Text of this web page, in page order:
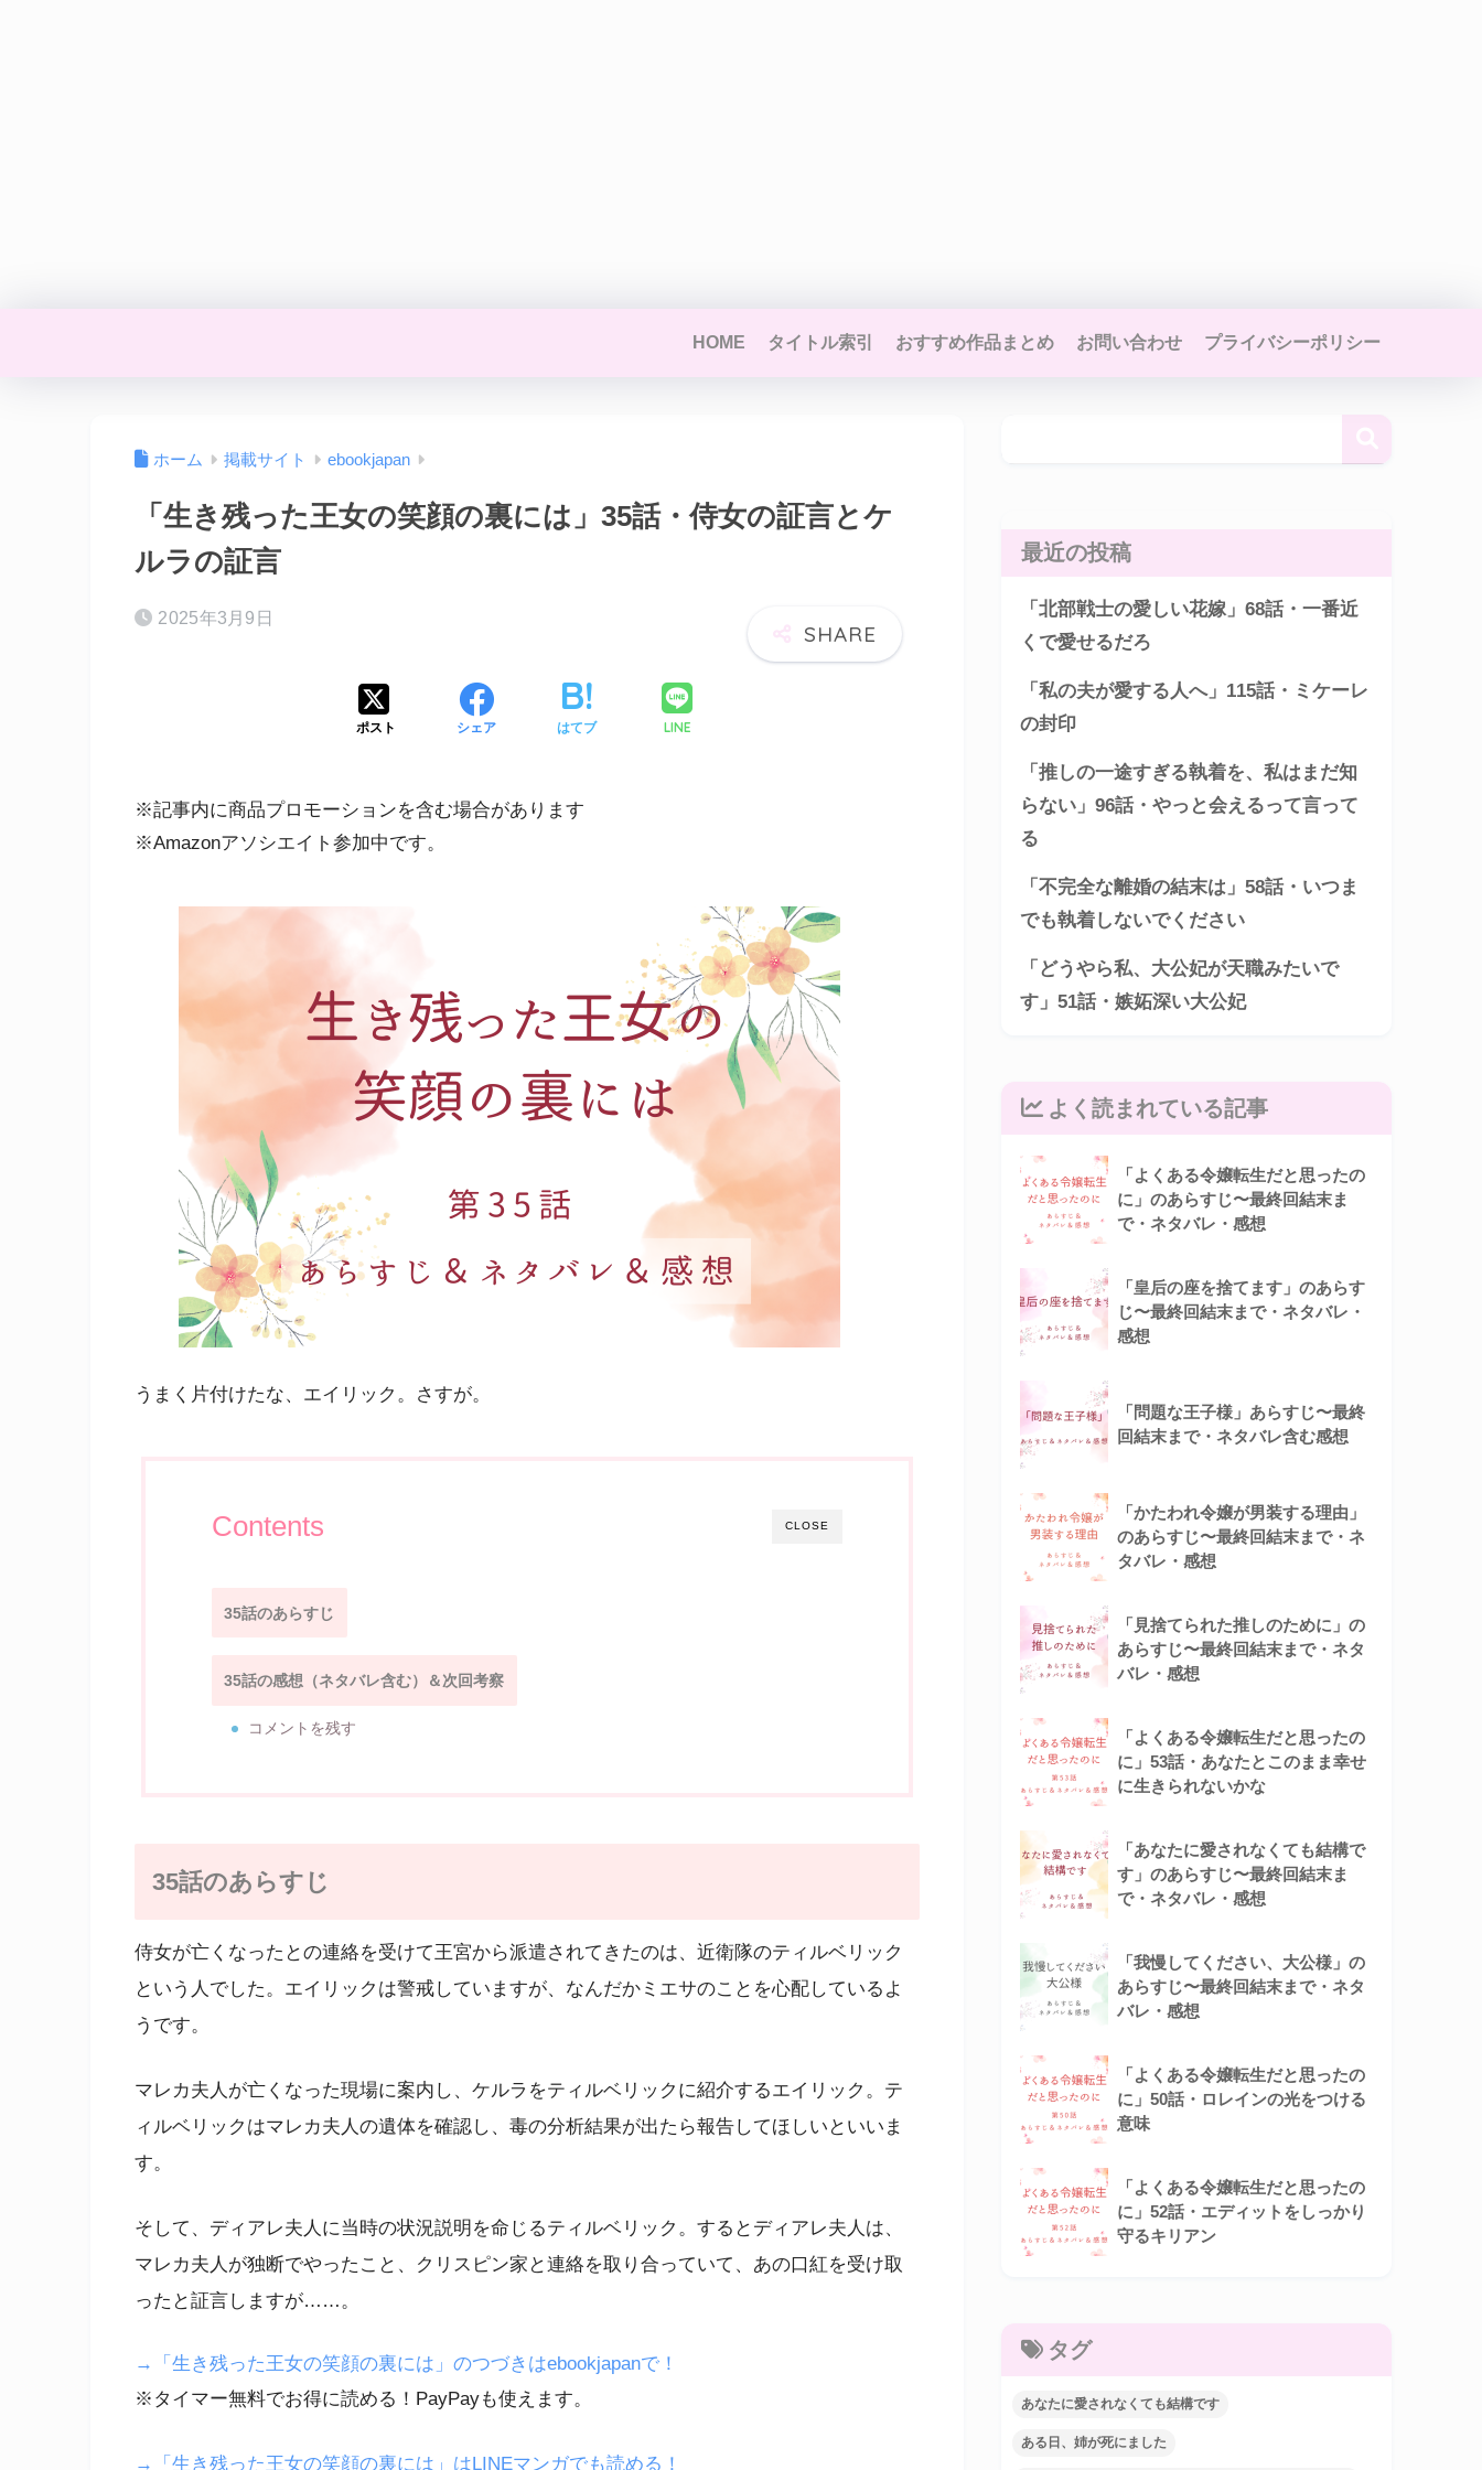
HOME タイトル索引 おすすめ作品まとめ お問い合わせ プライバシーポリシー
ホーム 掲載サイト ebookjapan
「生き残った王女の笑顔の裏には」35話・侍女の証言とケ
ルラの証言
2025年3月9日
ポスト シェア はてブ LINE
※記事内に商品プロモーションを含む場合があります
※Amazonアソシエイト参加中です。
うまく片付けたな、エイリック。さすが。
CLOSE
Contents
35話のあらすじ
35話の感想（ネタバレ含む）＆次回考察
コメントを残す
35話のあらすじ
侍女が亡くなったとの連絡を受けて王宮から派遣されてきたのは、近衛隊のティルベリック
という人でした。エイリックは警戒していますが、なんだかミエサのことを心配しているよ
うです。
マレカ夫人が亡くなった現場に案内し、ケルラをティルベリックに紹介するエイリック。テ
ィルベリックはマレカ夫人の遺体を確認し、毒の分析結果が出たら報告してほしいといいま
す。
そして、ディアレ夫人に当時の状況説明を命じるティルベリック。するとディアレ夫人は、
マレカ夫人が独断でやったこと、クリスピン家と連絡を取り合っていて、あの口紅を受け取
ったと証言しますが……。
→「生き残った王女の笑顔の裏には」のつづきはebookjapanで！
※タイマー無料でお得に読める！PayPayも使えます。
→「生き残った王女の笑顔の裏には」はLINEマンガでも読める！
最近の投稿
「北部戦士の愛しい花嫁」68話・一番近
くで愛せるだろ
「私の夫が愛する人へ」115話・ミケーレ
の封印
「推しの一途すぎる執着を、私はまだ知
らない」96話・やっと会えるって言って
る
「不完全な離婚の結末は」58話・いつま
でも執着しないでください
「どうやら私、大公妃が天職みたいで
す」51話・嫉妬深い大公妃
よく読まれている記事
「よくある令嬢転生だと思ったの
に」のあらすじ〜最終回結末ま
で・ネタバレ・感想
「皇后の座を捨てます」のあらす
じ〜最終回結末まで・ネタバレ・
感想
「問題な王子様」あらすじ〜最終
回結末まで・ネタバレ含む感想
「かたわれ令嬢が男装する理由」
のあらすじ〜最終回結末まで・ネ
タバレ・感想
「見捨てられた推しのために」の
あらすじ〜最終回結末まで・ネタ
バレ・感想
「よくある令嬢転生だと思ったの
に」53話・あなたとこのまま幸せ
に生きられないかな
「あなたに愛されなくても結構で
す」のあらすじ〜最終回結末ま
で・ネタバレ・感想
「我慢してください、大公様」の
あらすじ〜最終回結末まで・ネタ
バレ・感想
「よくある令嬢転生だと思ったの
に」50話・ロレインの光をつける
意味
「よくある令嬢転生だと思ったの
に」52話・エディットをしっかり
守るキリアン
タグ
あなたに愛されなくても結構です
ある日、姉が死にました